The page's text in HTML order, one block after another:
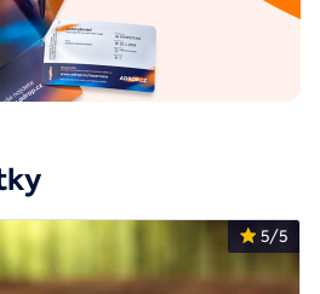
5/5